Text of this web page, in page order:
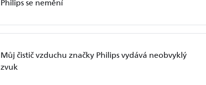
Philips se nemění
Můj čistič vzduchu značky Philips vydává neobvyklý
zvuk